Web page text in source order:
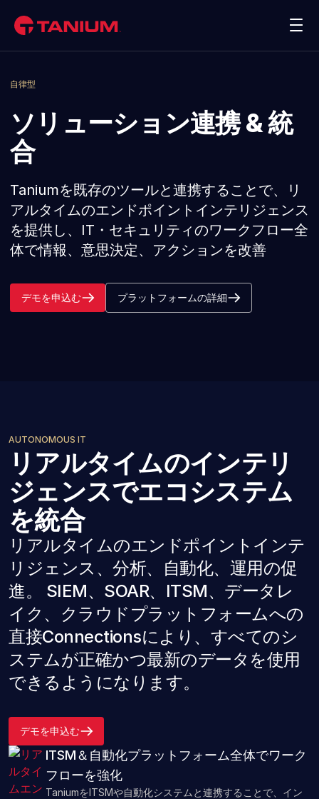
ソリューション
Taniumのお客様
パートナー
リソース
企業情報
お問合わせ
自律型
ソリューション連携 & 統
合
Taniumを既存のツールと連携することで、リ
アルタイムのエンドポイントインテリジェンス
を提供し、IT・セキュリティのワークフロー全
体で情報、意思決定、アクションを改善
デモを申込む プラットフォームの詳細
AUTONOMOUS IT
リアルタイムのインテリ
ジェンスでエコシステム
を統合
リアルタイムのエンドポイントインテ
リジェンス、分析、自動化、運用の促
進。 SIEM、SOAR、ITSM、データレ
イク、クラウドプラットフォームへの
直接Connectionsにより、すべてのシ
ステムが正確かつ最新のデータを使用
できるようになります。
デモを申込む
ITSM＆自動化プラットフォーム全体でワーク
フローを強化
TaniumをITSMや自動化システムと連携することで、イン